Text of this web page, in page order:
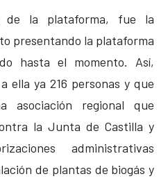
de la plataforma, fue la
presentando la plataforma
hasta el momento. Así,
ella ya 216 personas y que
asociación regional que
la Junta de Castilla y
administrativas
de plantas de biogás y